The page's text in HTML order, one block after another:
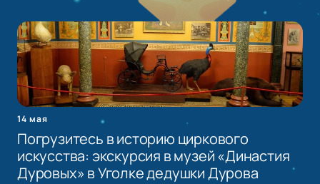
14 мая
Погрузитесь в историю циркового
искусства: экскурсия в музей «Династия
Дуровых» в Уголке дедушки Дурова